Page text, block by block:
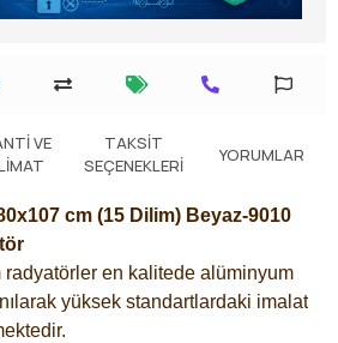
VE
TAKSIT
SEÇENEKLERI
YORUMLAR
cm (15 Dilim) Beyaz-9010
radyatörler en kalitede alüminyum
yüksek standartlardaki imalat